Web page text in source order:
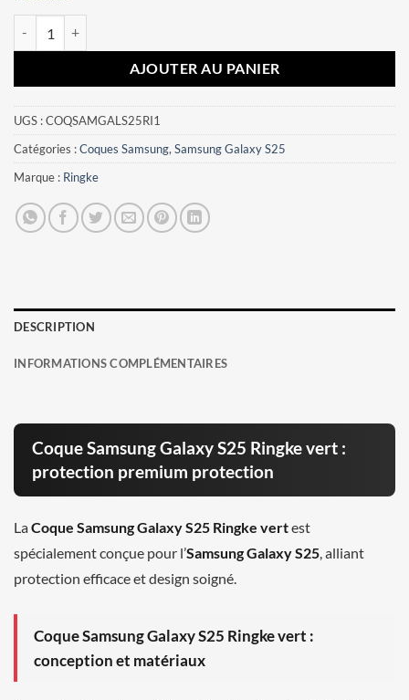
AJOUTER AU PANIER
UGS :COQSAMGALS25RI1
Catégories :Coques Samsung, Samsung Galaxy S25
Marque : Ringke
DESCRIPTION
INFORMATIONS COMPLÉMENTAIRES
Coque Samsung Galaxy S25 Ringke vert :
protection premium protection
LaCoque Samsung Galaxy S25 Ringke vertest
spécialement conçue pour l’Samsung Galaxy S25 , alliant
protection efficace et design soigné.
Coque Samsung Galaxy S25 Ringke vert :
conception et matériaux